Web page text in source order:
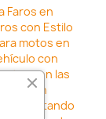
Faros en
con Estilo
motos en
con
en las
en
Resaltando